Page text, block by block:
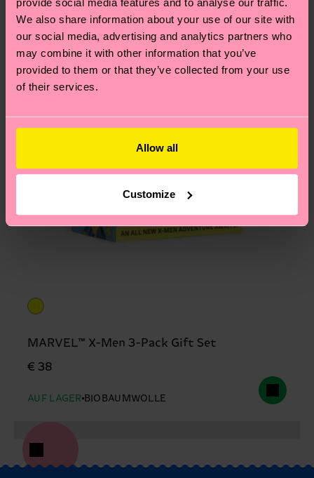
provide social media features and to analyse our traffic.
We also share information about your use of our site with
our social media, advertising and analytics partners who
may combine it with other information that you’ve
provided to them or that they’ve collected from your use
of their services.
Allow all
Customize
Hilfebereich im Artikel
findest du die
am häufigsten gestellten Fragen.
MARVEL™ X-Men 3-Pack Gift Set
€ 38
AUF LAGER BIOBAUMWOLLE